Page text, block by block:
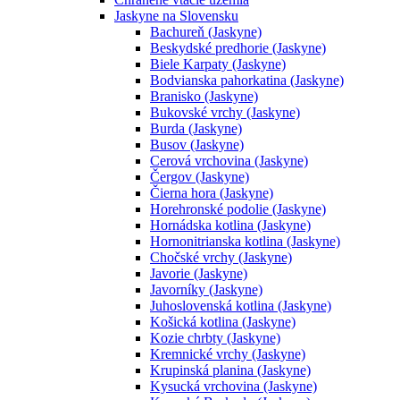
Jaskyne na Slovensku
Bachureň (Jaskyne)
Beskydské predhorie (Jaskyne)
Biele Karpaty (Jaskyne)
Bodvianska pahorkatina (Jaskyne)
Branisko (Jaskyne)
Bukovské vrchy (Jaskyne)
Burda (Jaskyne)
Busov (Jaskyne)
Cerová vrchovina (Jaskyne)
Čergov (Jaskyne)
Čierna hora (Jaskyne)
Horehronské podolie (Jaskyne)
Hornádska kotlina (Jaskyne)
Hornonitrianska kotlina (Jaskyne)
Chočské vrchy (Jaskyne)
Javorie (Jaskyne)
Javorníky (Jaskyne)
Juhoslovenská kotlina (Jaskyne)
Košická kotlina (Jaskyne)
Kozie chrbty (Jaskyne)
Kremnické vrchy (Jaskyne)
Krupinská planina (Jaskyne)
Kysucká vrchovina (Jaskyne)